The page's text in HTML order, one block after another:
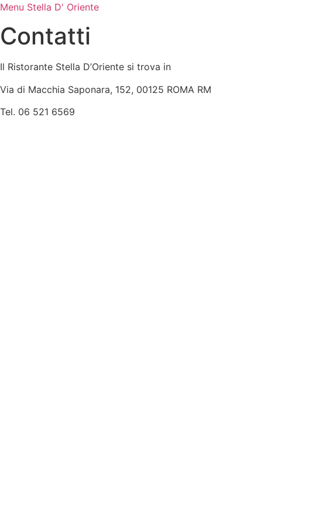
Menu Stella D' Oriente
Contatti
Il Ristorante Stella D’Oriente si trova in
Via di Macchia Saponara, 152, 00125 ROMA RM
Tel. 06 521 6569